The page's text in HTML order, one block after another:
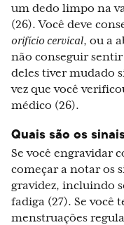
um dedo limpo na
(26). Você deve
orifício cervical, ou a
não conseguir
deles tiver mudado
vez que você
médico (26).
Quais são os
Se você engravidar
começar a notar os
gravidez, incluindo
fadiga (27). Se
menstruações